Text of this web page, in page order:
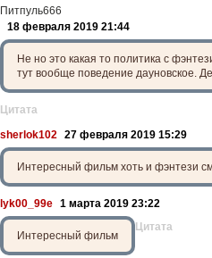
Питпуль666
18 февраля 2019 21:44
Не но это какая то политика с
тут вообще поведение дауновское.
Цитата
sherlok102
27 февраля 2019 15:29
Интересный фильм хоть и фэнтези
lyk00_99e 1 марта 2019 23:22
Интересный фильм
Цитата